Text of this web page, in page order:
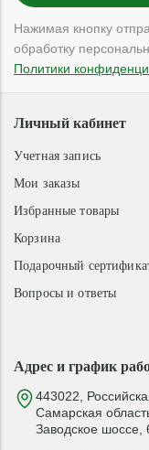
Нажимая кнопку
обработку
Политики
Адрес и график
443022,
Самарская
Заводское шоссе,
Личный кабинет
Учетная запись
Мои заказы
Избранные товары
Корзина
Подарочный
Вопросы и ответы